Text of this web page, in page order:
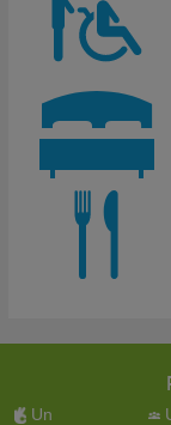
Un